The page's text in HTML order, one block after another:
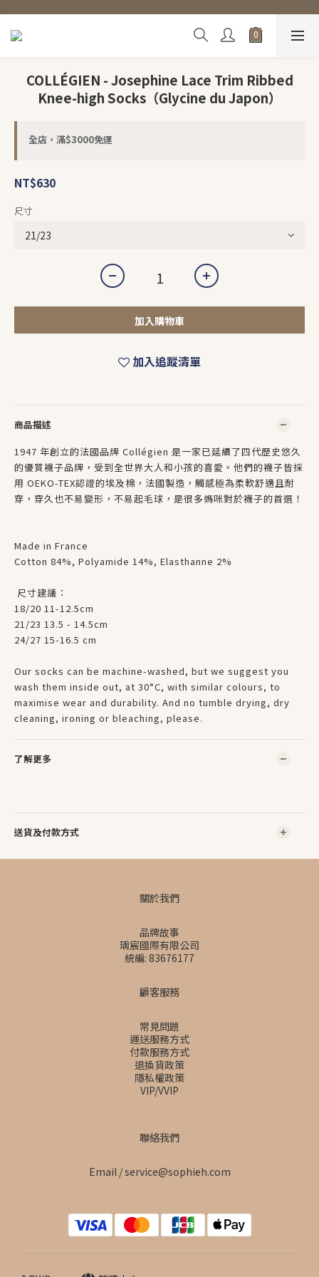
COLLÉGIEN - Josephine Lace Trim Ribbed
Knee-high Socks（Glycine du Japon）
全店，滿$3000免運
NT$630
尺寸
加入購物車
加入追蹤清單
商品描述
1947 年創立的法國品牌 Collégien 是一家已延續了四代歷史悠久
的優質襪子品牌，受到全世界大人和小孩的喜愛。他們的襪子皆採
用 OEKO-TEX認證的埃及棉，法國製造，觸感極為柔軟舒適且耐
穿，穿久也不易變形，不易起毛球，是很多媽咪對於襪子的首選！
Made in France
Cotton 84%, Polyamide 14%, Elasthanne 2%
尺寸建議：
18/20 11-12.5cm
21/23 13.5 - 14.5cm
24/27 15-16.5 cm
Our socks can be machine-washed, but we suggest you
wash them inside out, at 30°C, with similar colours, to
maximise wear and durability. And no tumble drying, dry
cleaning, ironing or bleaching, please.
了解更多
送貨及付款方式
關於我們
品牌故事
瑀宸國際有限公司
統編: 83676177
顧客服務
常見問題
運送服務方式
付款服務方式
退換貨政策
隱私權政策
VIP/VVIP
聯絡我們
Email / service@sophieh.com